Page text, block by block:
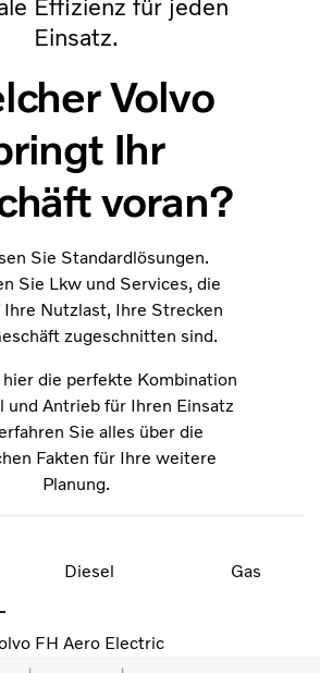
Effizienz für jeden
Einsatz.
Volvo
Ihr
voran?
Sie Standardlösungen.
Sie Lkw und Services, die
Ihre Nutzlast, Ihre Strecken
zugeschnitten sind.
die perfekte Kombination
und Antrieb für Ihren Einsatz
Sie alles über die
Fakten für Ihre weitere
Planung.
Diesel Gas
FH Aero Electric